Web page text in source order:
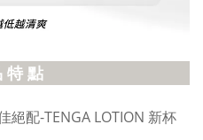
特 點
絕配-TENGA LOTION 新杯